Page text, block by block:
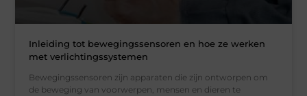
Inleiding tot bewegingssensoren en hoe ze werken
met verlichtingssystemen
Bewegingssensoren zijn apparaten die zijn ontworpen om
de beweging van voorwerpen, mensen en dieren te